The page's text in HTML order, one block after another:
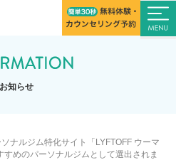
お知らせ
ナルジム特化サイト「LYFTOFF ウーマ
めのパーソナルジムとして選出されま